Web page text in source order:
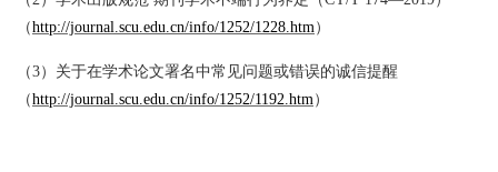
（http://journal.scu.edu.cn/info/1252/1228.htm）
（3）关于在学术论文署名中常见问题或错误的诚信提醒
（http://journal.scu.edu.cn/info/1252/1192.htm）